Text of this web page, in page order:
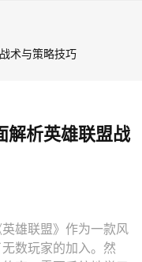
术与策略技巧
解析英雄联盟战
雄联盟》作为一款风
数玩家的加入。然